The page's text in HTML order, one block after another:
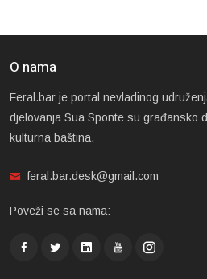
O nama
Feral.bar je portal nevladinog
djelovanja Sua Sponte su građansko
kulturna baština.
feral.bar.desk@gmail.com
Poveži se sa nama: